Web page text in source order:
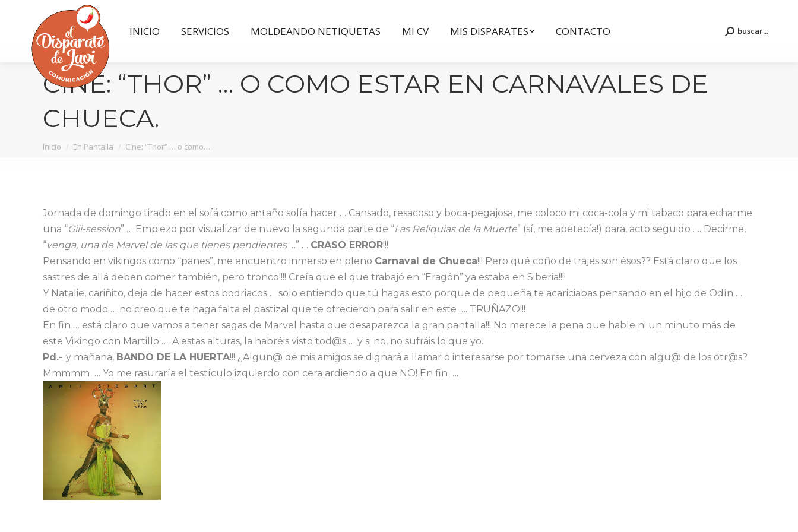
INICIO SERVICIOS MOLDEANDO NETIQUETAS MI CV MIS DISPARATES CONTACTO Buscar:
buscar...
CINE: “THOR” … O COMO ESTAR EN CARNAVALES DE
CHUECA.
Estás aquí:
Inicio En Pantalla Cine: “Thor” … o como…
Jornada de domingo tirado en el sofá como antaño solía hacer … Cansado, resacoso y boca-pegajosa, me coloco mi coca-cola y mi tabaco para echarme
una “Gili-session” … Empiezo por visualizar de nuevo la segunda parte de “Las Reliquias de la Muerte” (sí, me apetecía!) para, acto seguido …. Decirme,
“venga, una de Marvel de las que tienes pendientes …” … CRASO ERROR!!!
Pensando en vikingos como “panes”, me encuentro inmerso en pleno Carnaval de Chueca!!! Pero qué coño de trajes son ésos?? Está claro que los
sastres de allá deben comer también, pero tronco!!!! Creía que el que trabajó en “Eragón” ya estaba en Siberia!!!!
Y Natalie, cariñito, deja de hacer estos bodriacos … solo entiendo que tú hagas esto porque de pequeña te acariciabas pensando en el hijo de Odín …
de otro modo … no creo que te haga falta el pastizal que te ofrecieron para salir en este …. TRUÑAZO!!!
En fin … está claro que vamos a tener sagas de Marvel hasta que desaparezca la gran pantalla!!! No merece la pena que hable ni un minuto más de
este Vikingo con Martillo …. A estas alturas, la habréis visto tod@s … y si no, no sufráis lo que yo.
Pd.- y mañana, BANDO DE LA HUERTA!!! ¿Algun@ de mis amigos se dignará a llamar o interesarse por tomarse una cerveza con algu@ de los otr@s?
Mmmmm …. Yo me rasuraría el testículo izquierdo con cera ardiendo a que NO! En fin ….